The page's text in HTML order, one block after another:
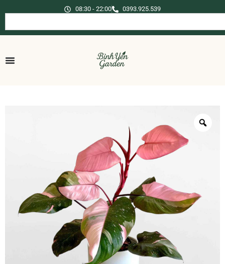
08:30 - 22:00 0393.925.539